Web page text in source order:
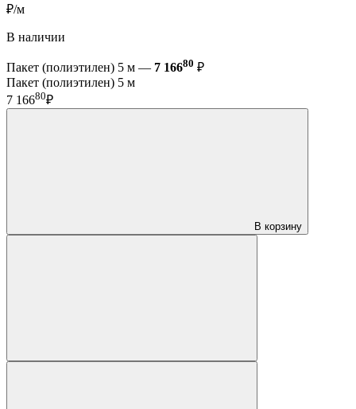
₽/м
В наличии
Пакет (полиэтилен) 5 м — 7 16680 ₽
Пакет (полиэтилен) 5 м
7 16680₽
В корзину